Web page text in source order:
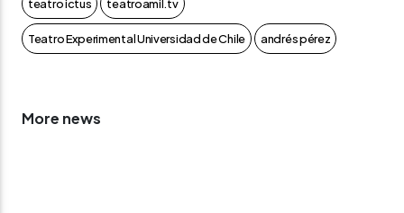
teatro ictus teatroamil.tv
Teatro Experimental Universidad de Chile andrés pérez
More news